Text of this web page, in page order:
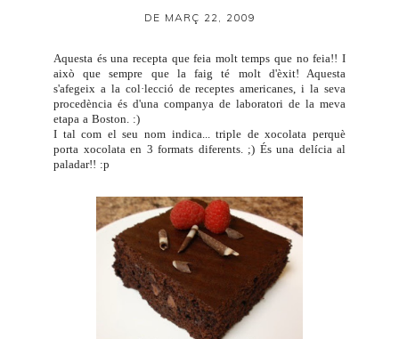
DE MARÇ 22, 2009
Aquesta és una recepta que feia molt temps que no feia!! I
això que sempre que la faig té molt d'èxit! Aquesta
s'afegeix a la col·lecció de receptes americanes, i la seva
procedència és d'una companya de laboratori de la meva
etapa a Boston. :)
I tal com el seu nom indica... triple de xocolata perquè
porta xocolata en 3 formats diferents. ;) És una delícia al
paladar!! :p